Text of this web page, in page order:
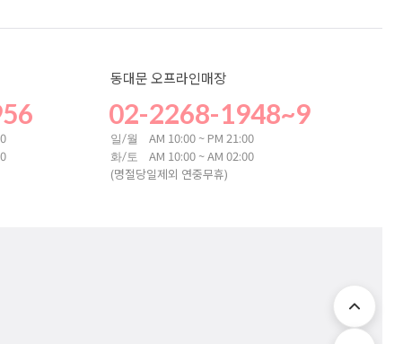
동대문 오프라인매장
02-2268-1948~9
일/월 AM 10:00 ~ PM 21:00
화/토
AM 10:00 ~ AM 02:00
(명절당일제외 연중무휴)